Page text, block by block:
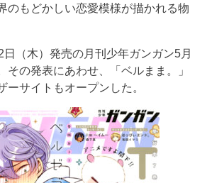
のもどかしい恋愛模様が描かれる物
（木）発売の月刊少年ガンガン5月
その発表にあわせ、「ベルまま。」
ーサイトもオープンした。